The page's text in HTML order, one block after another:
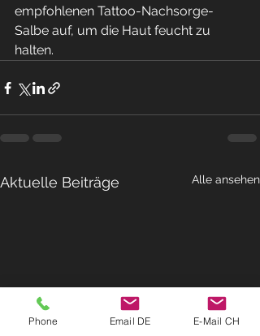
empfohlenen Tattoo-Nachsorge-
Salbe auf, um die Haut feucht zu
halten.
Aktuelle Beiträge Alle ansehen
Phone Email DE E-Mail CH